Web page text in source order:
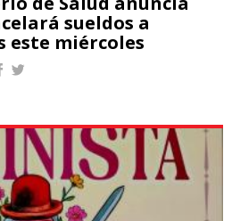
sueldos a
este miércoles